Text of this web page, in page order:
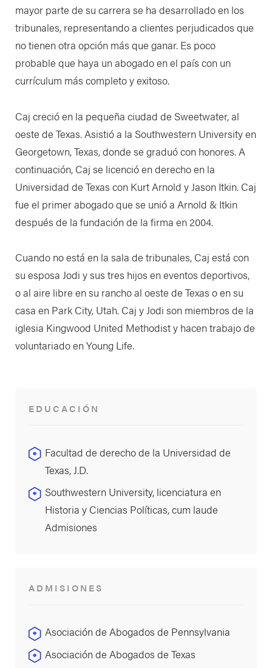
mayor parte de su carrera se ha desarrollado en los
tribunales, representando a clientes perjudicados que
no tienen otra opción más que ganar. Es poco
probable que haya un abogado en el país con un
currículum más completo y exitoso.
Caj creció en la pequeña ciudad de Sweetwater, al
oeste de Texas. Asistió a la Southwestern University en
Georgetown, Texas, donde se graduó con honores. A
continuación, Caj se licenció en derecho en la
Universidad de Texas con Kurt Arnold y Jason Itkin. Caj
fue el primer abogado que se unió a Arnold & Itkin
después de la fundación de la firma en 2004.
Cuando no está en la sala de tribunales, Caj está con
su esposa Jodi y sus tres hijos en eventos deportivos,
o al aire libre en su rancho al oeste de Texas o en su
casa en Park City, Utah. Caj y Jodi son miembros de la
iglesia Kingwood United Methodist y hacen trabajo de
voluntariado en Young Life.
EDUCACIÓN
Facultad de derecho de la Universidad de
Texas, J.D.
Southwestern University, licenciatura en
Historia y Ciencias Políticas, cum laude
Admisiones
ADMISIONES
Asociación de Abogados de Pennsylvania
Asociación de Abogados de Texas